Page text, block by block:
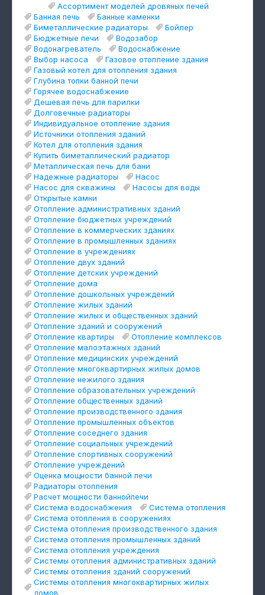
Ассортимент моделей дровяных печей
Банная печь
Банные каменки
Биметаллические радиаторы
Бойлер
Бюджетные печи
Водозабор
Водонагреватель
Водоснабжение
Выбор насоса
Газовое отопление здания
Газовый котел для отопления здания
Глубина топки банной печи
Горячее водоснабжение
Дешевая печь для парилки
Долговечные радиаторы
Индивидуальное отопление здания
Источники отопления зданий
Котел для отопления здания
Купить биметаллический радиатор
Металлическая печь для бани
Надежные радиаторы
Насос
Насос для скважины
Насосы для воды
Открытые камни
Отопление административных зданий
Отопление бюджетных учреждений
Отопление в коммерческих зданиях
Отопление в промышленных зданиях
Отопление в учреждениях
Отопление двух зданий
Отопление детских учреждений
Отопление дома
Отопление дошкольных учреждений
Отопление жилых зданий
Отопление жилых и общественных зданий
Отопление зданий и сооружений
Отопление квартиры
Отопление комплексов
Отопление малоэтажных зданий
Отопление медицинских учреждений
Отопление многоквартирных жилых домов
Отопление нежилого здания
Отопление образовательных учреждений
Отопление общественных зданий
Отопление производственного здания
Отопление промышленных объектов
Отопление соседнего здания
Отопление социальных учреждений
Отопление спортивных сооружений
Отопление учреждений
Оценка мощности банной печи
Радиаторы отопления
Расчет мощности баннойпечи
Система водоснабжения
Система отопления
Система отопления в сооружениях
Система отопления производственного здания
Система отопления промышленных зданий
Система отопления учреждения
Системы отопления административных зданий
Системы отопления зданий сооружений
Системы отопления многоквартирных жилых
домов